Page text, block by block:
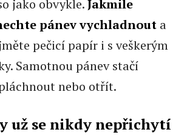
jako obvykle.Jakmile
pánev vychladnouta
pečicí papír i s veškerým
Samotnou pánev stačí
nebo otřít.
už se nikdy nepřichytí